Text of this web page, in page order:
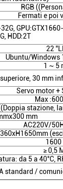
RGB
Fermati e poi
GPU:GTX1660-
HDD:2T
22
Ubuntu/Windows
1 ~ 5
30 mm
Servo motor +
Max
stazione,
mm
AC220V/
1600
≥ 0,5
da 5 a 40°C,
standard /